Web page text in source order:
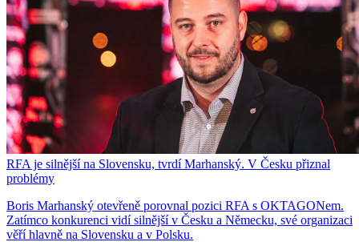
RFA je silnější na Slovensku, tvrdí Marhanský. V Česku přiznal
problémy
Boris Marhanský otevřeně porovnal pozici RFA s OKTAGONem.
Zatímco konkurenci vidí silnější v Česku a Německu, své organizaci
věří hlavně na Slovensku a v Polsku.